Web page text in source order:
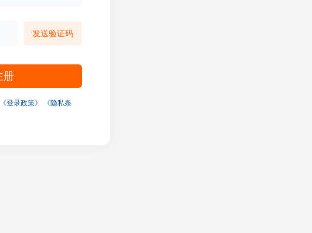
发送验证码
册
《登录政策》
《隐私条